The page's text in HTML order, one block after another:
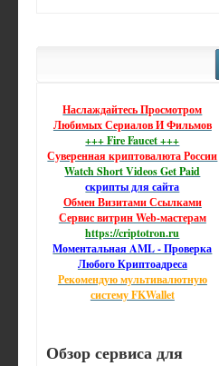
Наслаждайтесь Просмотром
Любимых Сериалов И Фильмов
+++ Fire Faucet +++
Суверенная криптовалюта России
Watch Short Videos Get Paid
скрипты для сайта
Обмен Визитами Ссылками
Сервис витрин Web-мастерам
https://criptotron.ru
Моментальная AML - Проверка
Любого Криптоадреса
Рекомендую мультивалютную
систему FKWallet
Обзор сервиса для